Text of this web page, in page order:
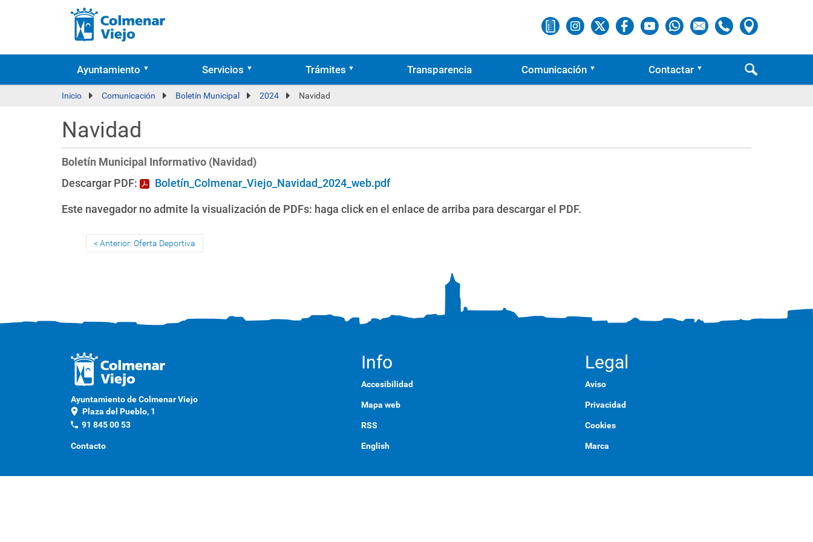
Ayuntamiento Servicios Trámites Transparencia Comunicación Contactar
Inicio Comunicación Boletín Municipal 2024 Navidad
Navidad
Boletín Municipal Informativo (Navidad)
Descargar PDF:
Boletín_Colmenar_Viejo_Navidad_2024_web.pdf
Este navegador no admite la visualización de PDFs: haga click en el enlace de arriba para descargar el PDF.
Anterior: Oferta Deportiva
Ayuntamiento de Colmenar Viejo
location_on Plaza del Pueblo, 1
phone 91 845 00 53
Contacto
Info
Accesibilidad
Mapa web
RSS
English
Legal
Aviso
Privacidad
Cookies
Marca